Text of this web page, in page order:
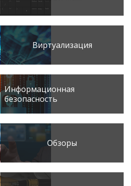
Виртуализация
Информационная
безопасность
Обзоры